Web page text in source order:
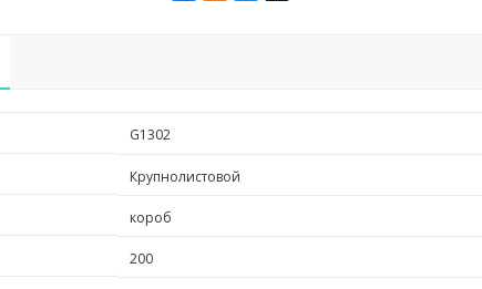
G1302
Крупнолистовой
короб
200